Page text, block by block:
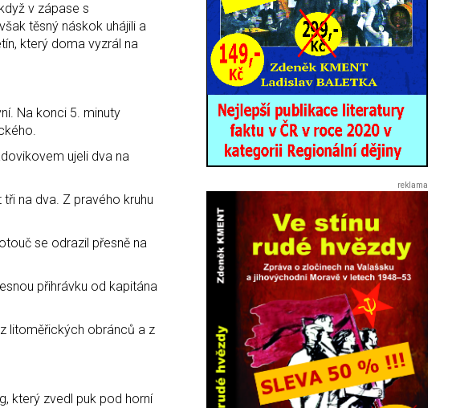
v zápase s
těsný náskok uhájili a
který doma vyzrál na
Na konci 5. minuty
ujeli dva na
na dva. Z pravého kruhu
se odrazil přesně na
přihrávku od kapitána
litoměřických obránců a z
který zvedl puk pod horní